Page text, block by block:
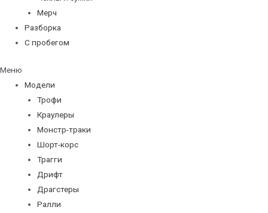
Мерч
Разборка
С пробегом
Меню
Модели
Трофи
Краулеры
Монстр-траки
Шорт-корс
Трагги
Дрифт
Драгстеры
Ралли